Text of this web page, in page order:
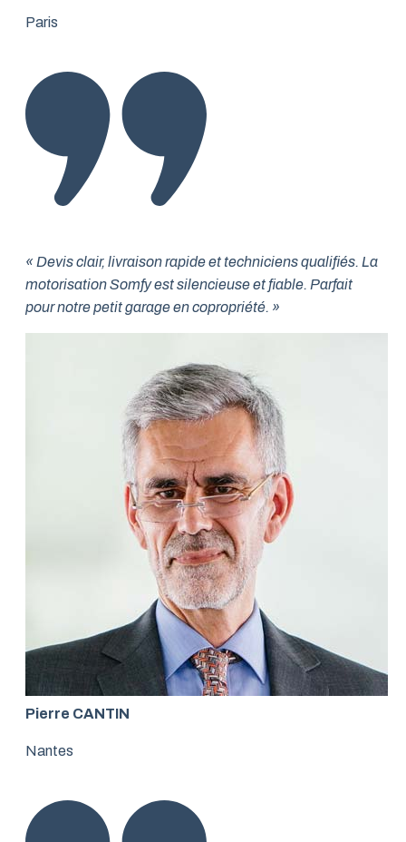
Paris
« Devis clair, livraison rapide et techniciens qualifiés. La
motorisation Somfy est silencieuse et fiable. Parfait
pour notre petit garage en copropriété. »
Pierre CANTIN
Nantes